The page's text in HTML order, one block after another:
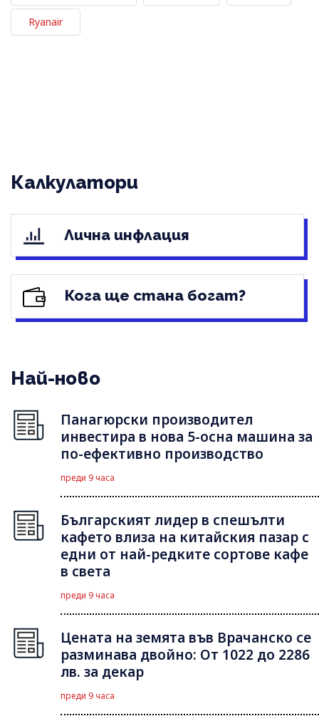
Ryanair
Калкулатори
Лична инфлация
Кога ще стана богат?
Най-ново
Панагюрски производител
инвестира в нова 5-осна машина за
по-ефективно производство
преди 9 часа
Българският лидер в спешълти
кафето влиза на китайския пазар с
едни от най-редките сортове кафе
в света
преди 9 часа
Цената на земята във Врачанско се
разминава двойно: От 1022 до 2286
лв. за декар
преди 9 часа